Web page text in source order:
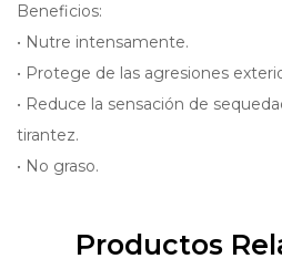
Beneficios:
• Nutre intensamente.
• Protege de las agresiones
• Reduce la sensación de
tirantez.
• No graso.
Productos